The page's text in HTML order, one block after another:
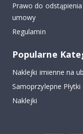
Prawo do
umowy
Regulamin
Popularne
Naklejki imienne na
Samoprzylepne Płytki
Naklejki